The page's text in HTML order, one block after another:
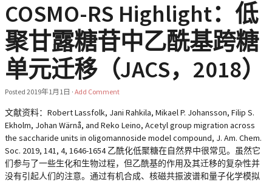
COSMO-RS Highlight：低
聚甘露糖苷中乙酰基跨糖
单元迁移（JACS，2018）
Posted 2019年1月1日 · Add Comment
文献资料：Robert Lassfolk, Jani Rahkila, Mikael P. Johansson, Filip S.
Ekholm, Johan Wärnå, and Reko Leino, Acetyl group migration across
the saccharide units in oligomannoside model compound, J. Am. Chem.
Soc. 2019, 141, 4, 1646-1654 乙酰化低聚糖在自然界中很常见。虽然它
们参与了一些生化和生物过程，但乙酰基的作用及其迁移的复杂性并
没有引起人们的注意。通过有机合成、核磁共振波谱和量子化学模拟